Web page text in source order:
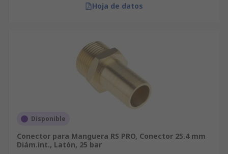
Hoja de datos
Disponible
Conector para Manguera RS PRO, Conector 25.4 mm
Diám.int., Latón, 25 bar